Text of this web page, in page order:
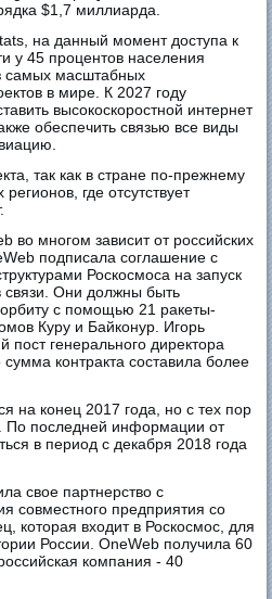
$1,7 миллиарда.
на данный момент доступа к
у 45 процентов населения
самых масштабных
в мире. К 2027 году
высокоскоростной интернет
обеспечить связью все виды
так как в стране по-прежнему
где отсутствует
во многом зависит от российских
подписала соглашение с
Роскосмоса на запуск
связи. Они должны быть
с помощью 21 ракеты-
Куру и Байконур. Игорь
генерального директора
контракта составила более
на конец 2017 года, но с тех пор
По последней информации от
в период с декабря 2018 года
свое партнерство с
совместного предприятия со
которая входит в Роскосмос, для
России. OneWeb получила 60
компания - 40